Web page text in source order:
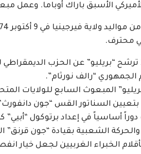
الأسبق باراك أوباما. وعمل
محترف.
– في 2017 ترشح “بريليو” عن الحزب
الجمهوري “رالف نورثام”.
المبعوث السابع للولايات
عام 2001 بتعيين السناتور القس “جون
دوراً أساسياً في إعداد برتوكول
الخبراء الغربيين لجعل خيار